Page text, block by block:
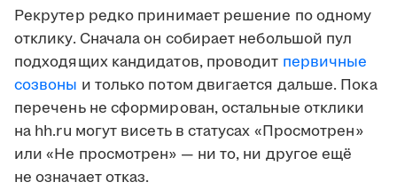
Рекрутер редко принимает решение по одному
отклику. Сначала он собирает небольшой пул
подходящих кандидатов, проводит первичные
созвоны и только потом двигается дальше. Пока
перечень не сформирован, остальные отклики
на hh.ru могут висеть в статусах «Просмотрен»
или «Не просмотрен» — ни то, ни другое ещё
не означает отказ.